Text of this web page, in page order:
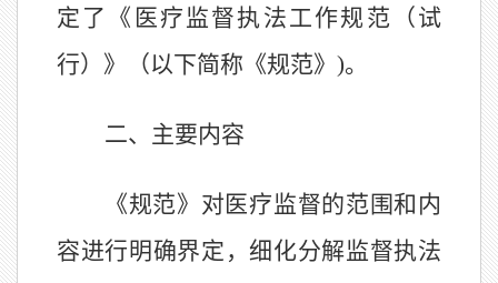
定了《医疗监督执法工作规范（试
行）》（以下简称《规范》)。
二、主要内容
《规范》对医疗监督的范围和内
容进行明确界定，细化分解监督执法